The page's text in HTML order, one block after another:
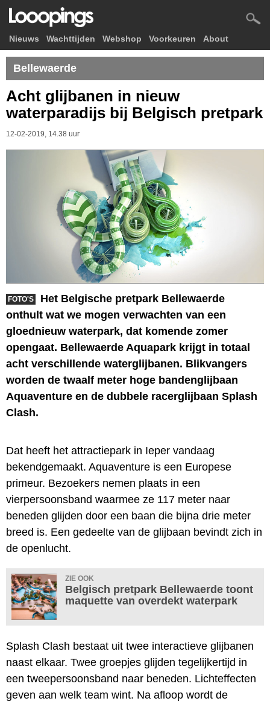
Nieuws Wachttijden Webshop Voorkeuren About
Bellewaerde
Acht glijbanen in nieuw
waterparadijs bij Belgisch pretpark
12-02-2019, 14.38 uur
FOTO'S
Het Belgische pretpark Bellewaerde
onthult wat we mogen verwachten van een
gloednieuw waterpark, dat komende zomer
opengaat. Bellewaerde Aquapark krijgt in totaal
acht verschillende waterglijbanen. Blikvangers
worden de twaalf meter hoge bandenglijbaan
Aquaventure en de dubbele racerglijbaan Splash
Clash.
Dat heeft het attractiepark in Ieper vandaag
bekendgemaakt. Aquaventure is een Europese
primeur. Bezoekers nemen plaats in een
vierpersoonsband waarmee ze 117 meter naar
beneden glijden door een baan die bijna drie meter
breed is. Een gedeelte van de glijbaan bevindt zich in
de openlucht.
ZIE OOK
Belgisch pretpark Bellewaerde toont
maquette van overdekt waterpark
Splash Clash bestaat uit twee interactieve glijbanen
naast elkaar. Twee groepjes glijden tegelijkertijd in
een tweepersoonsband naar beneden. Lichteffecten
geven aan welk team wint. Na afloop wordt de